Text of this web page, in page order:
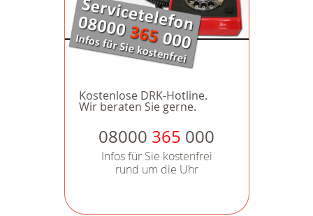
Kostenlose DRK-Hotline.
Wir beraten Sie gerne.
08000 365 000
Infos für Sie kostenfrei
rund um die Uhr